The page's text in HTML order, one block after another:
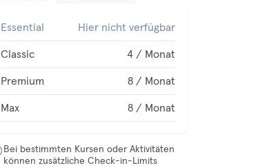
Essential Hier nicht verfügbar
Classic 4 / Monat
Premium 8 / Monat
Max 8 / Monat
Bei bestimmten Kursen oder Aktivitäten
können zusätzliche Check-in-Limits